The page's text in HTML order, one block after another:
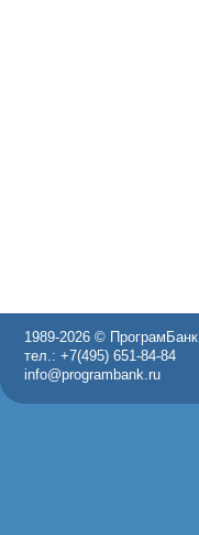
1989-2026 © ПрограмБанк
тел.: +7(495) 651-84-84
info@programbank.ru